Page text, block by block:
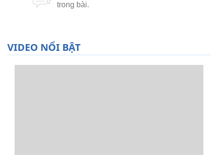
VIDEO NỔI BẬT